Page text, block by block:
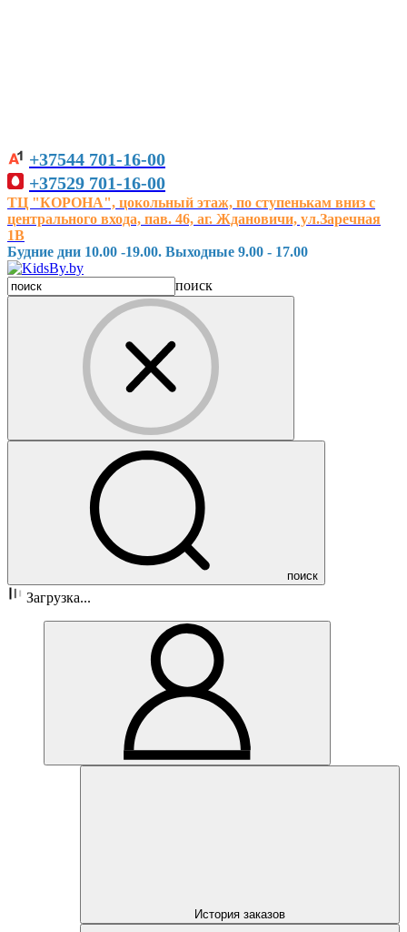
+37544 701-16-00
+37529 701-16-00
ТЦ "КОРОНА", цокольный этаж, по ступенькам вниз с
центрального входа, пав. 46, аг. Ждановичи, ул.Заречная
1В
Будние дни 10.00 -19.00. Выходные 9.00 - 17.00
поиск
поиск
Загрузка...
История заказов